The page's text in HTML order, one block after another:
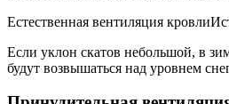
Естественная вентиляция
Если уклон скатов небольшой, в
будут возвышаться над уровнем